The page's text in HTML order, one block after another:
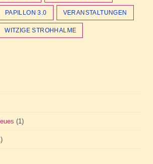
PAPILLON 3.0 VERANSTALTUNGEN
WITZIGE STROHHALME
(1)